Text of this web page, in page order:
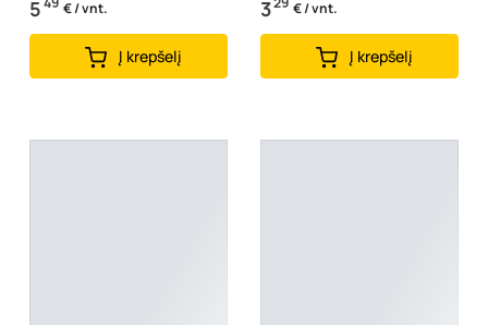
5 € / vnt.
Į krepšelį
3 € / vnt.
Į krepšelį